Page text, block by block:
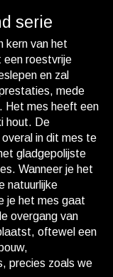
serie
kern van het
een roestvrije
en zal
mede
Het mes heeft een
hout. De
in dit mes te
gladgepolijste
Wanneer je het
natuurlijke
je het mes gaat
overgang van
oftewel een
precies zoals we